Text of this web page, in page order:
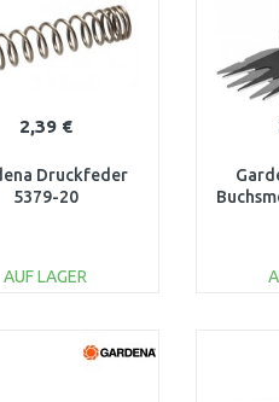
2,39 €
Druckfeder
5379-20
AUF LAGER